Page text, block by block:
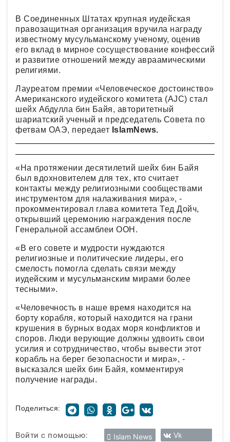
В Соединенных Штатах крупная иудейская
правозащитная организация вручила награду
известному мусульманскому ученому, оценив
его вклад в мирное сосуществование конфессий
и развитие отношений между авраамическими
религиями.
Лауреатом премии «Человеческое достоинство»
Американского иудейского комитета (AJC) стал
шейх Абдулла бин Байя, авторитетный
шариатский ученый и председатель Совета по
фетвам ОАЭ, передает IslamNews.
«На протяжении десятилетий шейх бин Байя
был вдохновителем для тех, кто считает
контакты между религиозными сообществами
инструментом для налаживания мира», -
прокомментировал глава комитета Тед Дойч,
открывший церемонию награждения после
Генеральной ассамблеи ООН.
«В его совете и мудрости нуждаются
религиозные и политические лидеры, его
смелость помогла сделать связи между
иудейским и мусульманским мирами более
тесными».
«Человечность в наше время находится на
борту корабля, который находится на грани
крушения в бурных водах моря конфликтов и
споров. Люди верующие должны удвоить свои
усилия и сотрудничество, чтобы вывести этот
корабль на берег безопасности и мира», -
высказался шейх бин Байя, комментируя
получение награды.
Поделиться:
Войти с помощью: Islam News Vk